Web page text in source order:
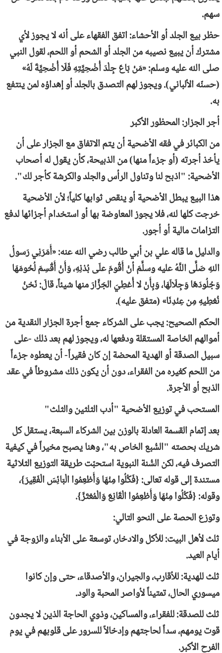
سهم.
حظر بيع الجلد أو الأحشاء: اتفق الفقهاء على أنه لا يجوز لأي
مشترك أن يبيع نصيبه من الجلد أو الشحم أو اللحم، لقول النبي
صلى الله عليه وسلم: «مَنْ بَاعَ جِلْدَ أُضْحِيَّتِهِ فَلَا أُضْحِيَّةَ لَهُ»
(حسنّه الألباني). ويجوز لهم التصدق بالجلد أو إهداؤه لمن ينتفع
به.
أجر الجزار: المحظور الأكبر
من الكبائر في فقه الأضحية أن يتم الاتفاق مع الجزار على أن
يأخذ أجرته (أو جزءاً منها) من الذبيحة، كأن يقول له أصحاب
الأضحية: "اذبح لنا وتناول الرأس والجلد والكرشة كأجر لك".
هذا البيع يبطل الأضحية أو ينقص ثوابها كلياً؛ لأن الأضحية
خرجت كلها لله، فلا يجوز المعاوضة بها أو استخدام أجزائها لدفع
التزامات مالية أو أجور.
والدليل ما قاله علي بن أبي طالب رضي الله عنه: «أَمَرَنِي رَسولُ
اللهِ صَلَّى اللَّهُ عليه وسلَّمَ أنْ أَقُومَ علَى بُدْنِهِ، وَأَنْ أَقْسِمَ لُحُومَهَا
وَجُلُودَهَا وَجِلَالَهَا، وَبِأَنْ لا أُعْطِيَ الجَزَّارَ منها شيئاً، قالَ: نَحْنُ
نُعْطِيهِ مِن عِنْدِنَا» (متفق عليه).
الحكم الصحيح: يجب على الشركاء جمع أجرة الجزار النقدية من
أموالهم الخاصة المستقلة ودفعها له، ويجوز لهم بعد ذلك -على
سبيل الصدقة أو الهدية المحضة إن كان فقيراً- أن يعطوه جزءاً
من اللحم كغيره من الفقراء، دون أن يكون ذلك مشروطاً في عقد
الذبح أو الأجرة.
المستحب في توزيع الأضحية "أدب الثلثين والثلث"
بعد إتمام القسمة العادلة بالوزن بين الشركاء السبعة، يستقل كل
شريك بحصته "السُّبع الخاص به"، وهنا يصبح مخيراً في كيفية
التصرف فيه، لكن السُّنة النبوية استحبّت طريقة التوزيع الثلاثية
مستندة إلى قوله تعالى: {فَكُلُوا مِنْهَا وَأَطْعِمُوا الْبَائِسَ الْفَقِيرَ}،
وقوله: {فَكُلُوا مِنْهَا وَأَطْعِمُوا الْقَانِعَ وَالْمُعْتَرَّ}.
وتوزع الحصة على النحو التالي:
ثلث لأهل البيت: للأكل والادخار، توسعة على الأبناء والزوجة في
أيام العيد.
ثلث للهدية: للأقارب، والجيران، والأصدقاء، حتى وإن كانوا
ميسوري الحال، تمتيناً لأواصر المحبة والود.
ثلث للصدقة: للفقراء، والمساكين، وذوي الحاجة الذين لا يجدون
قوت يومهم، سداً لحاجتهم وإدخالاً للسرور على قلوبهم في يوم
الفرح الأكبر.